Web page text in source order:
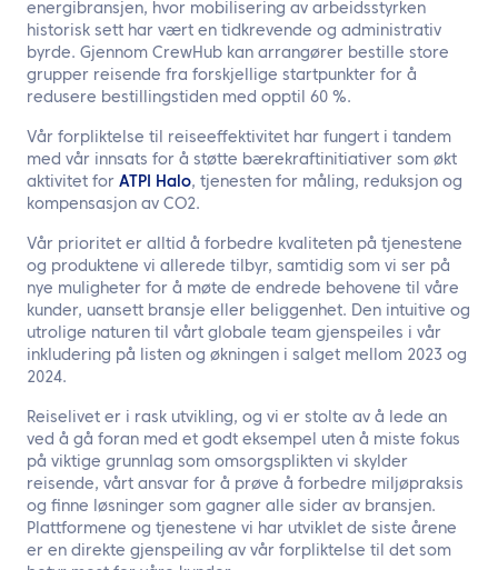
energibransjen, hvor mobilisering av arbeidsstyrken
historisk sett har vært en tidkrevende og administrativ
byrde. Gjennom CrewHub kan arrangører bestille store
grupper reisende fra forskjellige startpunkter for å
redusere bestillingstiden med opptil 60 %.
Vår forpliktelse til reiseeffektivitet har fungert i tandem
med vår innsats for å støtte bærekraftinitiativer som økt
aktivitet for ATPI Halo, tjenesten for måling, reduksjon og
kompensasjon av CO2.
Vår prioritet er alltid å forbedre kvaliteten på tjenestene
og produktene vi allerede tilbyr, samtidig som vi ser på
nye muligheter for å møte de endrede behovene til våre
kunder, uansett bransje eller beliggenhet. Den intuitive og
utrolige naturen til vårt globale team gjenspeiles i vår
inkludering på listen og økningen i salget mellom 2023 og
2024.
Reiselivet er i rask utvikling, og vi er stolte av å lede an
ved å gå foran med et godt eksempel uten å miste fokus
på viktige grunnlag som omsorgsplikten vi skylder
reisende, vårt ansvar for å prøve å forbedre miljøpraksis
og finne løsninger som gagner alle sider av bransjen.
Plattformene og tjenestene vi har utviklet de siste årene
er en direkte gjenspeiling av vår forpliktelse til det som